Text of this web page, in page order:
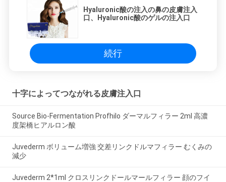
Hyaluronic酸の注入の鼻の皮膚注入
口、Hyaluronic酸のゲルの注入口
続行
十字によってつながれる皮膚注入口
Source Bio-Fermentation Profhilo ダーマルフィラー 2ml 高濃
度架橋ヒアルロン酸
Juvederm ボリューム増強 交差リンクドルマフィラー むくみの
減少
Juvederm 2*1ml クロスリンクドールマールフィラー 顔のフイ